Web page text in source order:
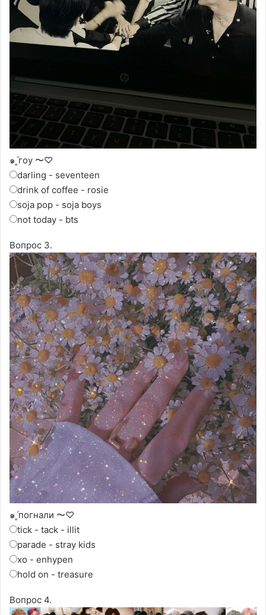
๑ˊ͈гоу 〜♡
darling - seventeen
drink of coffee - rosie
soja pop - soja boys
not today - bts
Вопрос 3.
๑ˊ͈погнали 〜♡
tick - tack - illit
parade - stray kids
xo - enhypen
hold on - treasure
Вопрос 4.